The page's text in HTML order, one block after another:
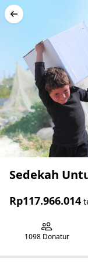
Sedekah
Rp117.966.014
1098Donatur